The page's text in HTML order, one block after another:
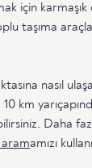
için
taşıma
nasıl
km
Daha
aramamızı